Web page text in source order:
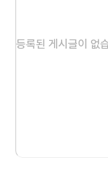
등록된 게시글이 없